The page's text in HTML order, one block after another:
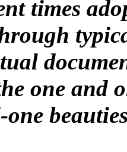
times
one and